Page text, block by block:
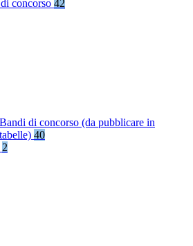
concorso 42
Bandi di concorso (da pubblicare in
tabelle) 40
2